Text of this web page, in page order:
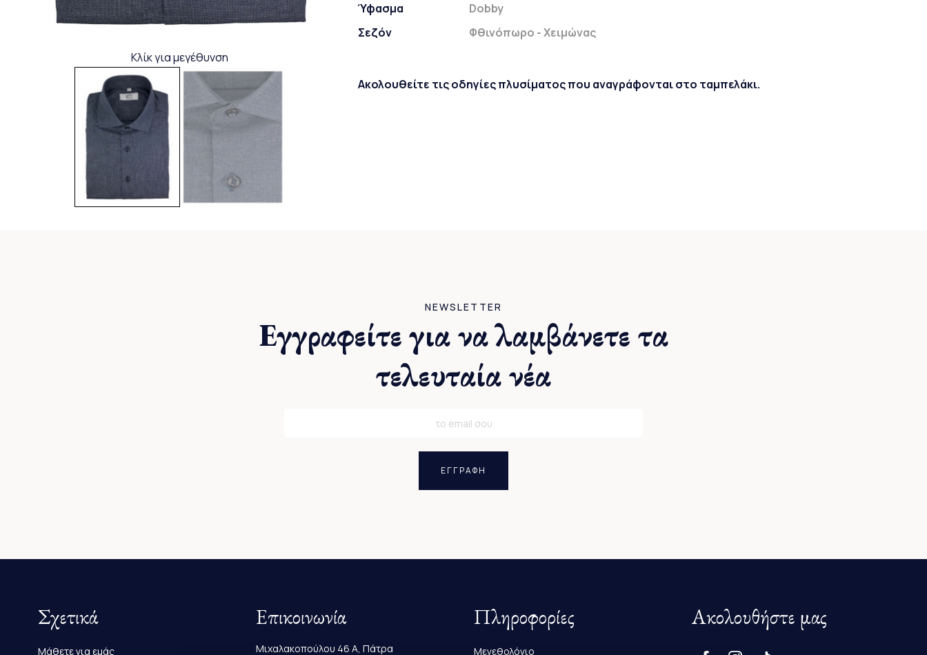
Κλίκ για μεγέθυνση
Ύφασμα
Dobby
Σεζόν
Φθινόπωρο - Χειμώνας
Ακολουθείτε τις οδηγίες πλυσίματος που αναγράφονται στο ταμπελάκι.
NEWSLETTER
Εγγραφείτε για να λαμβάνετε τα
τελευταία νέα
ΕΓΓΡΑΦΗ
Σχετικά
Μάθετε για εμάς
Επικοινωνία
Μιχαλακοπούλου 46 Α, Πάτρα
Πληροφορίες
Μεγεθολόγιο
Ακολουθήστε μας